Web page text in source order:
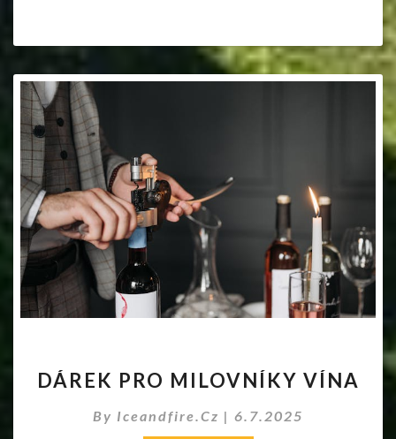
PRO
VÍNA
DÁREK PRO MILOVNÍKY VÍNA
By Iceandfire.cz | 6.7.2025